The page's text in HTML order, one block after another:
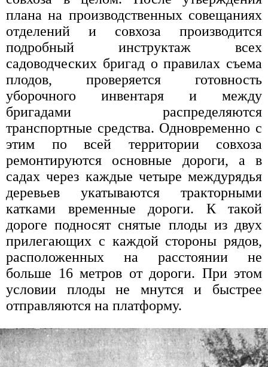
плана на производственных совещаниях
отделений и совхоза производится
подробный инструктаж всех
садоводческих бригад о правилах съема
плодов, проверяется готовность
уборочного инвентаря и между
бригадами распределяются
транспортные средства. Одновременно с
этим по всей территории совхоза
ремонтируются основные дороги, а в
садах через каждые четыре междурядья
деревьев укатываются тракторными
катками временные дороги. К такой
дороге подносят снятые плоды из двух
прилегающих с каждой стороны рядов,
расположенных на расстоянии не
больше 16 метров от дороги. При этом
условии плоды не мнутся и быстрее
отправляются на платформу.